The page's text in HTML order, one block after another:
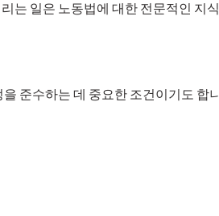
는 일은 노동법에 대한 전문적인 지식
준수하는 데 중요한 조건이기도 합니